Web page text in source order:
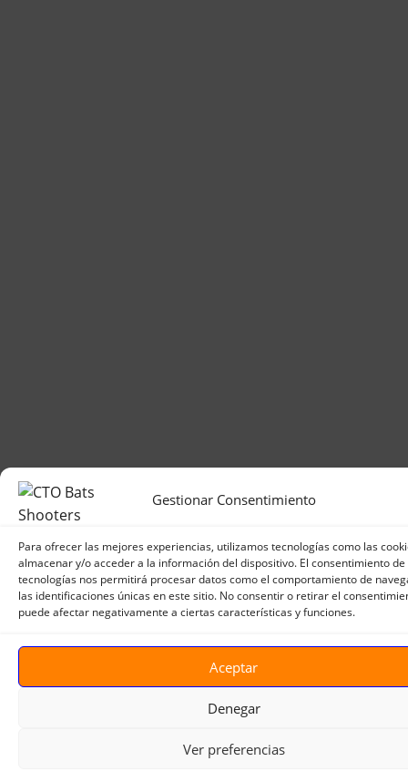
Gestionar Consentimiento
Para ofrecer las mejores experiencias, utilizamos tecnologías como las
almacenar y/o acceder a la información del dispositivo. El consentimiento de
tecnologías nos permitirá procesar datos como el comportamiento de
las identificaciones únicas en este sitio. No consentir o retirar el
puede afectar negativamente a ciertas características y funciones.
Aceptar
Denegar
Ver preferencias